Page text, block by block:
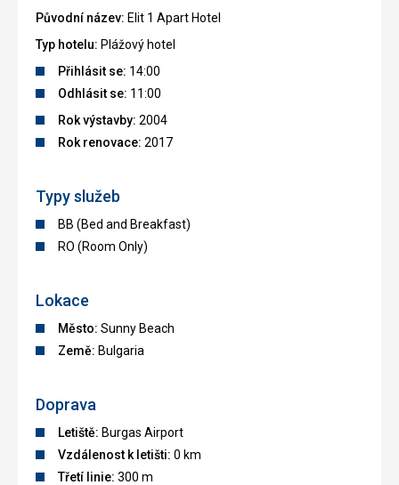
Původní název: Elit 1 Apart Hotel
Typ hotelu: Plážový hotel
Přihlásit se: 14:00
Odhlásit se: 11:00
Rok výstavby: 2004
Rok renovace: 2017
Typy služeb
BB (Bed and Breakfast)
RO (Room Only)
Lokace
Město: Sunny Beach
Země: Bulgaria
Doprava
Letiště: Burgas Airport
Vzdálenost k letišti: 0 km
Třetí linie: 300 m